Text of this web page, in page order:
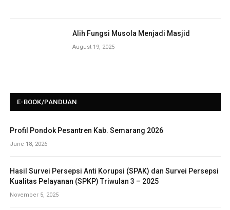
Alih Fungsi Musola Menjadi Masjid
August 19, 2025
E-BOOK/PANDUAN
Profil Pondok Pesantren Kab. Semarang 2026
June 18, 2026
Hasil Survei Persepsi Anti Korupsi (SPAK) dan Survei Persepsi
Kualitas Pelayanan (SPKP) Triwulan 3 – 2025
November 5, 2025